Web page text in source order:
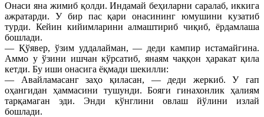
Онаси яна жимиб қолди. Индамай беҳиларни саралаб, иккига
ажратарди. У бир пас қари онасининг юмушини кузатиб
турди. Кейин кийимларини алмаштириб чиқиб, ёрдамлаша
бошлади.
— Қўявер, ўзим уддалайман, — деди кампир истамайгина.
Аммо у ўзини ишчан кўрсатиб, янаям чаққон ҳаракат қила
кетди. Бу иши онасига ёқмади шекилли:
— Авайламасанг заҳо қиласан, — деди жеркиб. У гап
оҳангидан ҳаммасини тушунди. Бояги гинахонлик ҳалиям
тарқамаган эди. Энди кўнглини овлаш йўлини излай
бошлади.